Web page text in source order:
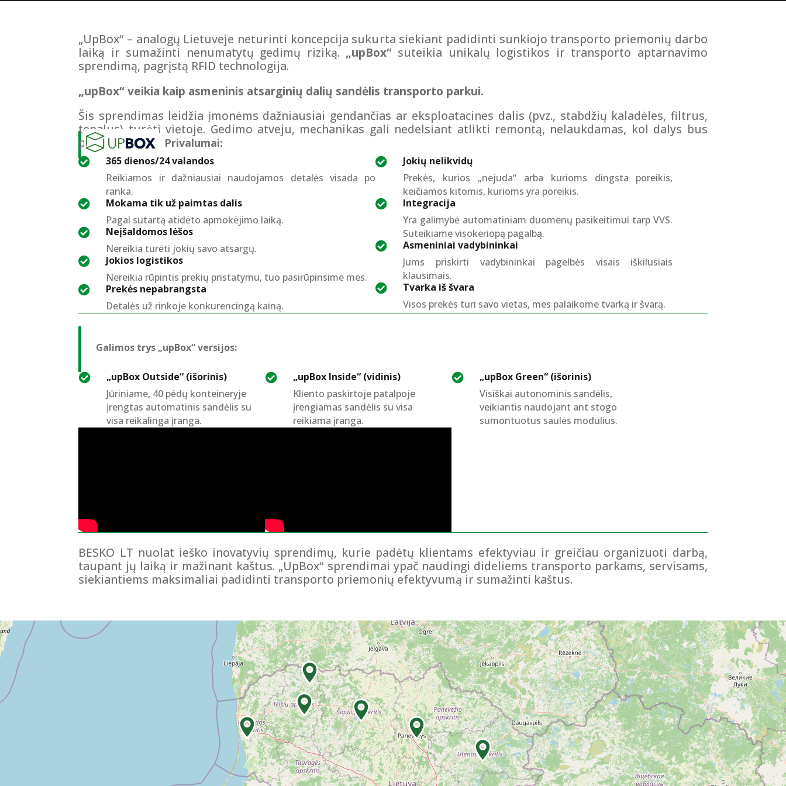
„UpBox“ – analogų Lietuveje neturinti koncepcija sukurta siekiant padidinti sunkiojo transporto priemonių darbo
laiką ir sumažinti nenumatytų gedimų riziką. „upBox“ suteikia unikalų logistikos ir transporto aptarnavimo
sprendimą, pagrįstą RFID technologija.
„upBox“ veikia kaip asmeninis atsarginių dalių sandėlis transporto parkui.
Šis sprendimas leidžia įmonėms dažniausiai gendančias ar eksploatacines dalis (pvz., stabdžių kaladėles, filtrus,
tepalus) turėti vietoje. Gedimo atveju, mechanikas gali nedelsiant atlikti remontą, nelaukdamas, kol dalys bus
pristatytos.Privalumai:

365 dienos/24 valandos
Reikiamos ir dažniausiai naudojamos detalės visada po
ranka.

Mokama tik už paimtas dalis
Pagal sutartą atidėto apmokėjimo laiką.

Neįšaldomos lėšos
Nereikia turėti jokių savo atsargų.

Jokios logistikos
Nereikia rūpintis prekių pristatymu, tuo pasirūpinsime mes.

Prekės nepabrangsta
Detalės už rinkoje konkurencingą kainą.

Jokių nelikvidų
Prekės, kurios „nejuda“ arba kurioms dingsta poreikis,
keičiamos kitomis, kurioms yra poreikis.

Integracija
Yra galimybė automatiniam duomenų pasikeitimui tarp VVS.
Suteikiame visokeriopą pagalbą.

Asmeniniai vadybininkai
Jums priskirti vadybininkai pagelbės visais iškilusiais
klausimais.

Tvarka iš švara
Visos prekės turi savo vietas, mes palaikome tvarką ir švarą.
Galimos trys „upBox“ versijos:

„upBox Outside“ (išorinis)
Jūriniame, 40 pėdų konteineryje
įrengtas automatinis sandėlis su
visa reikalinga įranga.

„upBox Inside“ (vidinis)
Kliento paskirtoje patalpoje
įrengiamas sandėlis su visa
reikiama įranga.

„upBox Green“ (išorinis)
Visiškai autonominis sandėlis,
veikiantis naudojant ant stogo
sumontuotus saulės modulius.
BESKO LT nuolat ieško inovatyvių sprendimų, kurie padėtų klientams efektyviau ir greičiau organizuoti darbą,
taupant jų laiką ir mažinant kaštus. „UpBox“ sprendimai ypač naudingi dideliems transporto parkams, servisams,
siekiantiems maksimaliai padidinti transporto priemonių efektyvumą ir sumažinti kaštus.